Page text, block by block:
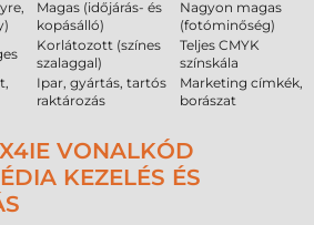
Magas (időjárás- és
kopásálló)
Nagyon magas
(fotóminőség)
Korlátozott (színes
szalaggal)
Teljes CMYK
színskála
Ipar, gyártás, tartós
raktározás
Marketing címkék,
borászat
VONALKÓD
KEZELÉS ÉS